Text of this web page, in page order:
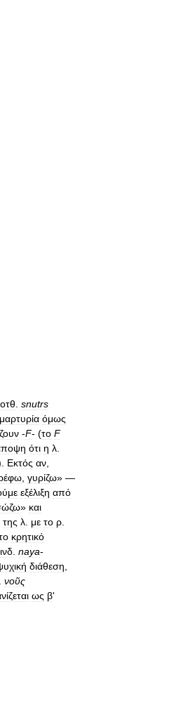
snutrs
μαρτυρία όμως
-F- (το F
ότι η λ
Εκτός αν
γυρίζω» —
εξέλιξη από
» και
της λ με το ρ
κρητικό
ινδ naya-
διάθεση
νοῦς
ως β'